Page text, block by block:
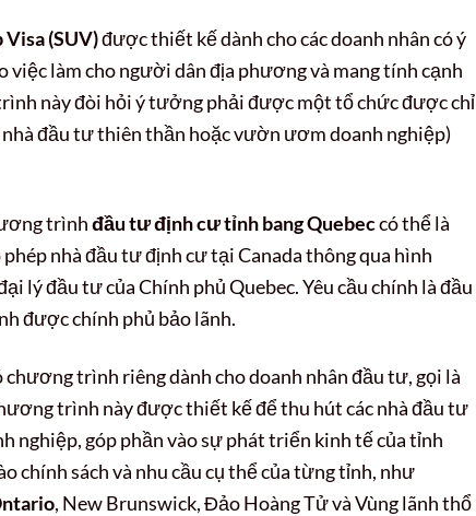
(SUV)được thiết kế dành cho các doanh nhân có ý
làm cho người dân địa phương và mang tính cạnh
này đòi hỏi ý tưởng phải được một tổ chức được chỉ
đầu tư thiên thần hoặc vườn ươm doanh nghiệp)
trìnhđầu tư định cư tỉnh bang Quebeccó thể là
nhà đầu tư định cư tại Canada thông qua hình
lý đầu tư của Chính phủ Quebec. Yêu cầu chính là đầu
được chính phủ bảo lãnh.
trình riêng dành cho doanh nhân đầu tư, gọi là
trình này được thiết kế để thu hút các nhà đầu tư
nghiệp, góp phần vào sự phát triển kinh tế của tỉnh
chính sách và nhu cầu cụ thể của từng tỉnh, như
, New Brunswick, Đảo Hoàng Tử và Vùng lãnh thổ